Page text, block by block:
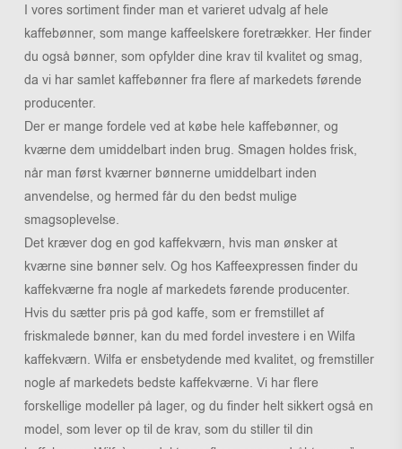
I vores sortiment finder man et varieret udvalg af hele
kaffebønner, som mange kaffeelskere foretrækker. Her finder
du også bønner, som opfylder dine krav til kvalitet og smag,
da vi har samlet kaffebønner fra flere af markedets førende
producenter.
Der er mange fordele ved at købe hele kaffebønner, og
kværne dem umiddelbart inden brug. Smagen holdes frisk,
når man først kværner bønnerne umiddelbart inden
anvendelse, og hermed får du den bedst mulige
smagsoplevelse.
Det kræver dog en god kaffekværn, hvis man ønsker at
kværne sine bønner selv. Og hos Kaffeexpressen finder du
kaffekværne fra nogle af markedets førende producenter.
Hvis du sætter pris på god kaffe, som er fremstillet af
friskmalede bønner, kan du med fordel investere i en Wilfa
kaffekværn. Wilfa er ensbetydende med kvalitet, og fremstiller
nogle af markedets bedste kaffekværne. Vi har flere
forskellige modeller på lager, og du finder helt sikkert også en
model, som lever op til de krav, som du stiller til din